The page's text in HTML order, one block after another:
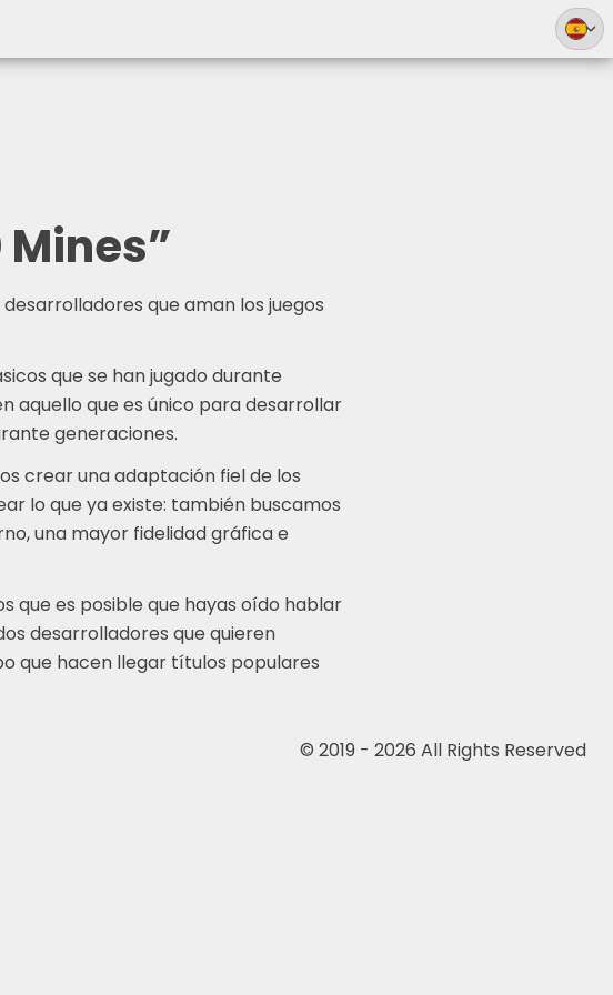
que aman los juegos
que se han jugado durante
aquello que es único para desarrollar
generaciones.
crear una adaptación fiel de los
lo que ya existe: también buscamos
una mayor fidelidad gráfica e
que es posible que hayas oído hablar
desarrolladores que quieren
que hacen llegar títulos populares
© 2019 - 2026 All Rights Reserved